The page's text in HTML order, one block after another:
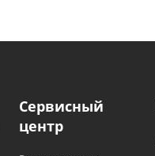
Сервисный
центр